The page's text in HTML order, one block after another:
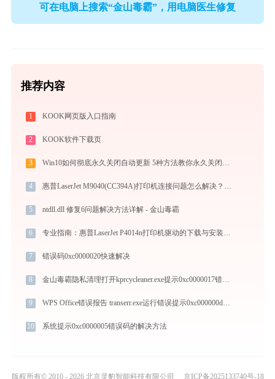
可在电脑上搜索“金山毒霸”，用电脑医生修复
推荐内容
1 KOOK网页版入口指南
2 KOOK软件下载页
3 Win10如何彻底永久关闭自动更新 5种方法教你永久关闭win10自动更新
4 惠普LaserJet M9040(CC394A)打印机连接问题怎么解决？-金山毒霸
5 ntdll.dll 修复6问题解决方法详解 - 金山毒霸
6 专业指南：惠普LaserJet P4014n打印机驱动的下载与安装步骤详解
7 错误码0xc0000020快速解决
8 金山毒霸隐私清理打开kprcycleaner.exe提示0xc0000017错误码怎么办
9 WPS Office错误报告 transerr.exe运行错误提示0xc000000d的解决办法
10 系统提示0xc0000005错误码的解决方法
版权所有© 2010 - 2026 北京灵豹智能科技有限公司 京ICP备2025133740号-18